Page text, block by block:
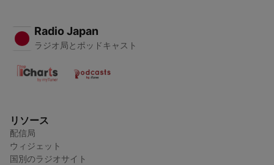
Radio Japan
ラジオ局とポッドキャスト
リソース
配信局
ウィジェット
国別のラジオサイト